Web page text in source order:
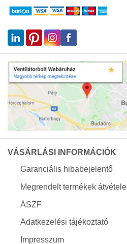
VÁSÁRLÁSI INFORMÁCIÓK
Garanciális hibabejelentő
Megrendelt termékek átvétele
ÁSZF
Adatkezelési tájékoztató
Impresszum